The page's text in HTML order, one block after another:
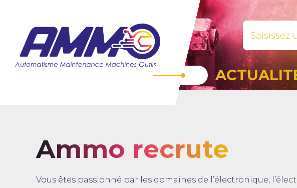
Ammo recrute
Vous êtes passionné par les domaines de l’électronique,